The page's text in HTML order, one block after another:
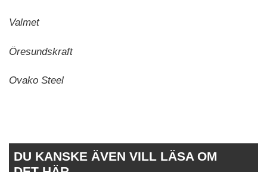
Valmet
Öresundskraft
Ovako Steel
DU KANSKE ÄVEN VILL LÄSA OM